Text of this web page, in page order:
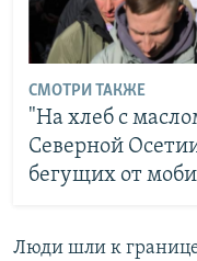
СМОТРИ ТАКЖЕ
"На хлеб с
Северной
бегущих от
Люди шли к